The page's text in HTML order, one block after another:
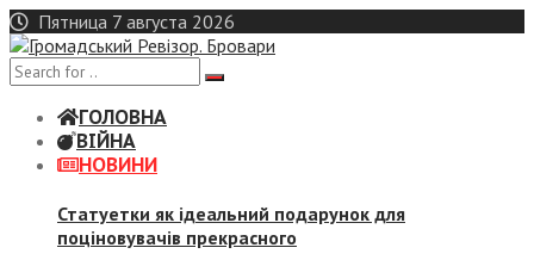
Skip
to
content
Пятница 7 августа 2026
ГОЛОВНА
ВІЙНА
НОВИНИ
Статуетки як ідеальний подарунок для
поціновувачів прекрасного